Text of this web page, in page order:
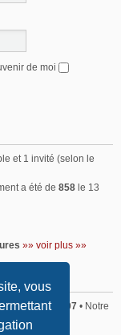
vous
de moi
et 1 invité (selon le
a été de 858 le 13
»» voir plus »»
membres 407 • Notre